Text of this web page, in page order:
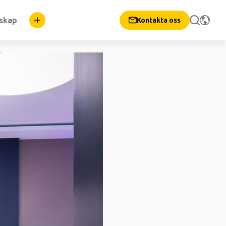
Kontakta oss